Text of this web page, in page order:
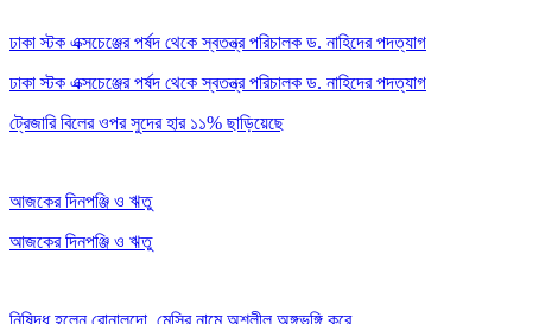
ঢাকা স্টক এক্সচেঞ্জের পর্ষদ থেকে স্বতন্ত্র পরিচালক ড. নাহিদের পদত্যাগ
ঢাকা স্টক এক্সচেঞ্জের পর্ষদ থেকে স্বতন্ত্র পরিচালক ড. নাহিদের পদত্যাগ
ট্রেজারি বিলের ওপর সুদের হার ১১% ছাড়িয়েছে
আজকের দিনপঞ্জি ও ঋতু
আজকের দিনপঞ্জি ও ঋতু
নিষিদ্ধ হলেন রোনালদো, মেসির নামে অশ্লীল অঙ্গভঙ্গি করে